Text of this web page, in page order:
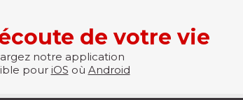
de votre vie
notre application
pour iOS où Android